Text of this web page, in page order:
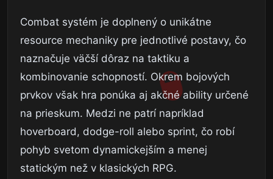
Combat systém je doplnený o unikátne
resource mechaniky pre jednotlivé postavy, čo
naznačuje väčší dôraz na taktiku a
kombinovanie schopností. Okrem bojových
prvkov však hra ponúka aj akčné ability určené
na prieskum. Medzi ne patrí napríklad
hoverboard, dodge-roll alebo sprint, čo robí
pohyb svetom dynamickejším a menej
statickým než v klasických RPG.